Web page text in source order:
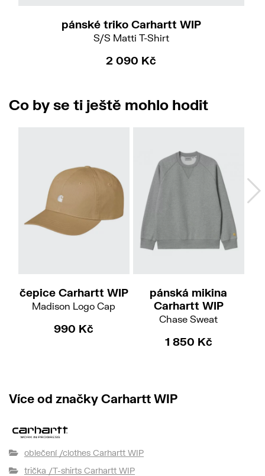
pánské triko Carhartt WIP
S/S Matti T-Shirt
2 090 Kč
Co by se ti ještě mohlo hodit
čepice Carhartt WIP
Madison Logo Cap
990 Kč
pánská mikina
Carhartt WIP
Chase Sweat
1 850 Kč
Více od značky Carhartt WIP
oblečení /clothes Carhartt WIP
trička /T-shirts Carhartt WIP